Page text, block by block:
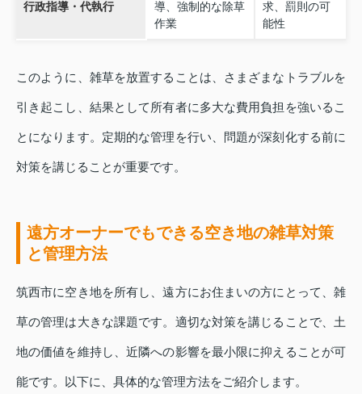
行政指導・代執行
導、強制的な除草
作業
求、罰則の可
能性
このように、雑草を放置することは、さまざまなトラブルを
引き起こし、結果として所有者に多大な費用負担を強いるこ
とになります。定期的な管理を行い、問題が深刻化する前に
対策を講じることが重要です。
遠方オーナーでもできる空き地の雑草対策
と管理方法
筑西市に空き地を所有し、遠方にお住まいの方にとって、雑
草の管理は大きな課題です。適切な対策を講じることで、土
地の価値を維持し、近隣への影響を最小限に抑えることが可
能です。以下に、具体的な管理方法をご紹介します。